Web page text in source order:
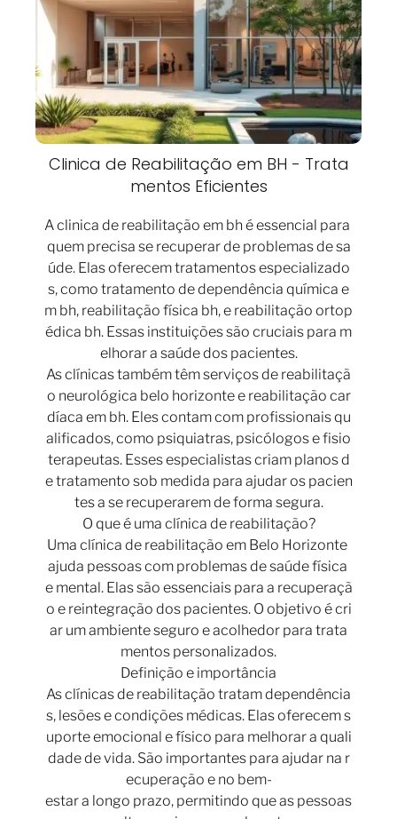
Clinica de Reabilitação em BH - Trata
mentos Eficientes
A clinica de reabilitação em bh é essencial para
quem precisa se recuperar de problemas de sa
úde. Elas oferecem tratamentos especializado
s, como tratamento de dependência química e
m bh, reabilitação física bh, e reabilitação ortop
édica bh. Essas instituições são cruciais para m
elhorar a saúde dos pacientes.
As clínicas também têm serviços de reabilitaçã
o neurológica belo horizonte e reabilitação car
díaca em bh. Eles contam com profissionais qu
alificados, como psiquiatras, psicólogos e fisio
terapeutas. Esses especialistas criam planos d
e tratamento sob medida para ajudar os pacien
tes a se recuperarem de forma segura.
O que é uma clínica de reabilitação?
Uma clínica de reabilitação em Belo Horizonte
ajuda pessoas com problemas de saúde física
e mental. Elas são essenciais para a recuperaçã
o e reintegração dos pacientes. O objetivo é cri
ar um ambiente seguro e acolhedor para trata
mentos personalizados.
Definição e importância
As clínicas de reabilitação tratam dependência
s, lesões e condições médicas. Elas oferecem s
uporte emocional e físico para melhorar a quali
dade de vida. São importantes para ajudar na r
ecuperação e no bem-
estar a longo prazo, permitindo que as pessoas